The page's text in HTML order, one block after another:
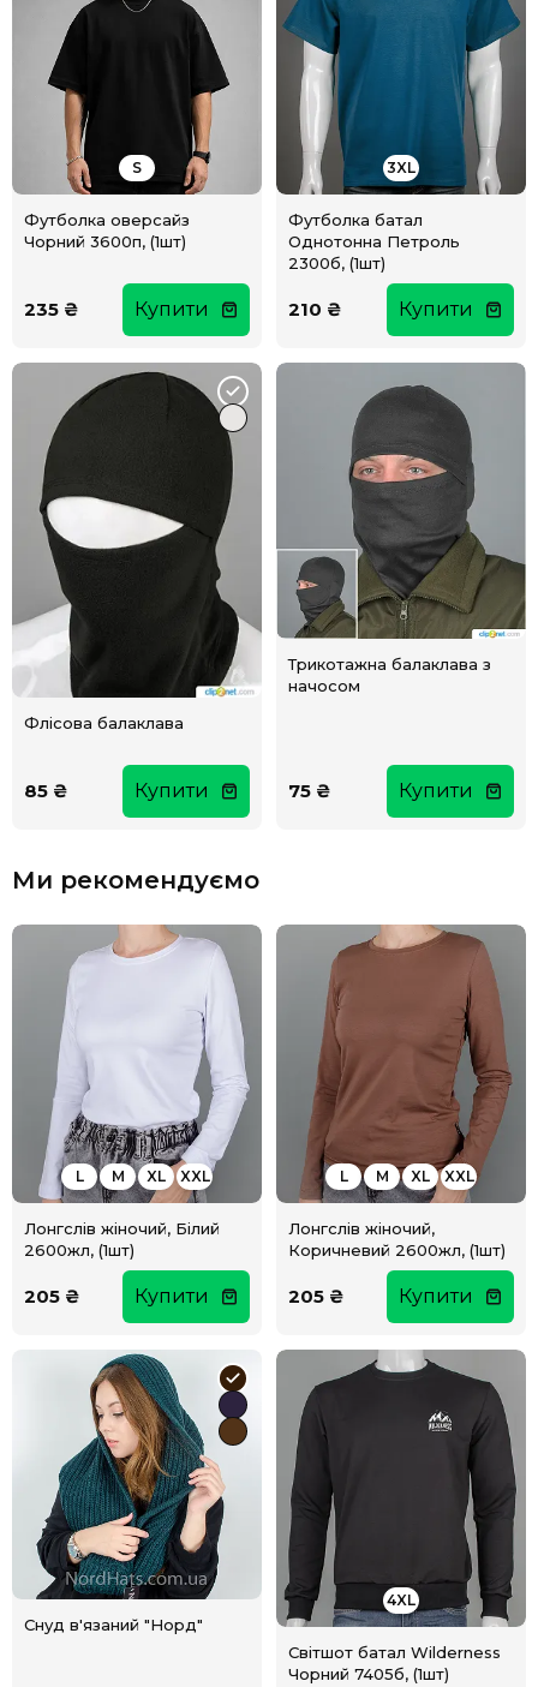
S
Футболка оверсайз
Чорний 3600п, (1шт)
235 ₴ Купити
3XL
Футболка батал
Однотонна Петроль
2300б, (1шт)
210 ₴ Купити
Флісова балаклава
85 ₴ Купити
Трикотажна балаклава з
начосом
75 ₴ Купити
Ми рекомендуємо
L M XL XXL
Лонгслів жіночий, Білий
2600жл, (1шт)
205 ₴ Купити
L M XL XXL
Лонгслів жіночий,
Коричневий 2600жл, (1шт)
205 ₴ Купити
Снуд в'язаний "Норд"
4XL
Світшот батал Wilderness
Чорний 7405б, (1шт)